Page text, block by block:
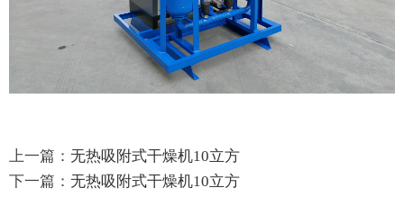
上一篇： 无热吸附式干燥机10立方
下一篇： 无热吸附式干燥机10立方